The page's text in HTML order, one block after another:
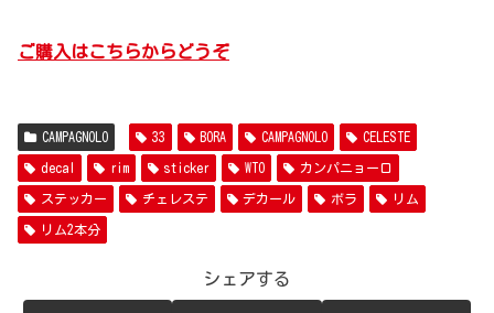
ご購入はこちらからどうぞ
CAMPAGNOLO 33 BORA CAMPAGNOLO CELESTE
decal rim sticker WTO カンパニョーロ
ステッカー チェレステ デカール ボラ リム
リム2本分
シェアする